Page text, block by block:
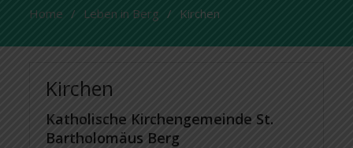
Home Leben in Berg Kirchen
Kirchen
Katholische Kirchengemeinde St.
Bartholomäus Berg